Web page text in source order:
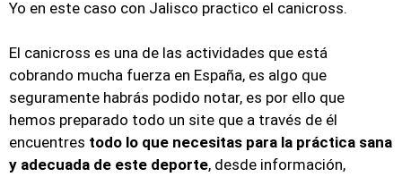
Yo en este caso con Jalisco practico el canicross.
El canicross es una de las actividades que está
cobrando mucha fuerza en España, es algo que
seguramente habrás podido notar, es por ello que
hemos preparado todo un site que a través de él
encuentres todo lo que necesitas para la práctica sana
y adecuada de este deporte, desde información,